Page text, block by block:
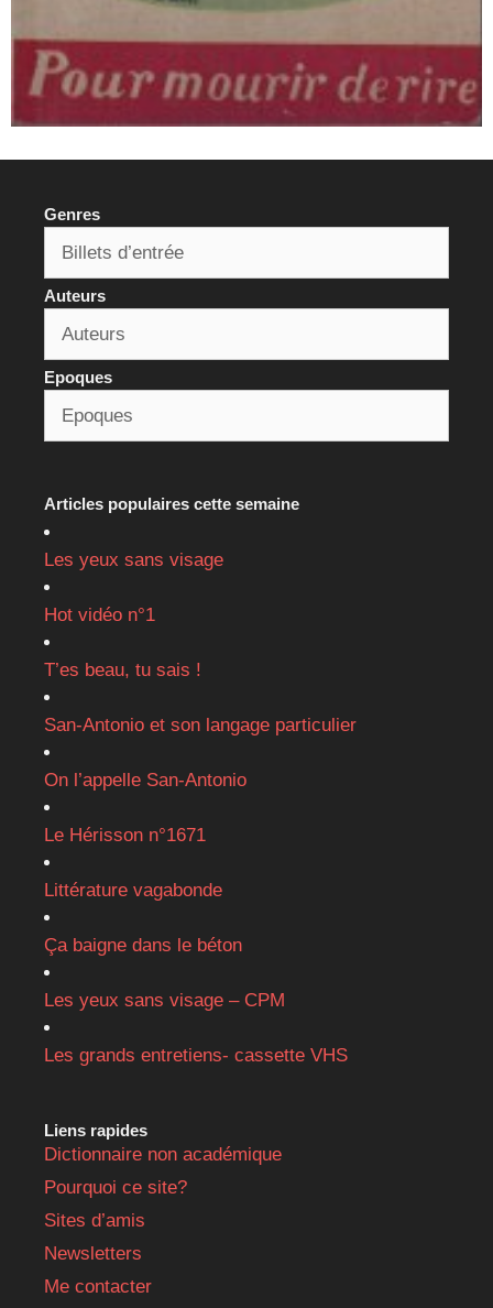
Genres
Auteurs
Epoques
Articles populaires cette semaine
Les yeux sans visage
Hot vidéo n°1
T’es beau, tu sais !
San-Antonio et son langage particulier
On l’appelle San-Antonio
Le Hérisson n°1671
Littérature vagabonde
Ça baigne dans le béton
Les yeux sans visage – CPM
Les grands entretiens- cassette VHS
Liens rapides
Dictionnaire non académique
Pourquoi ce site?
Sites d’amis
Newsletters
Me contacter